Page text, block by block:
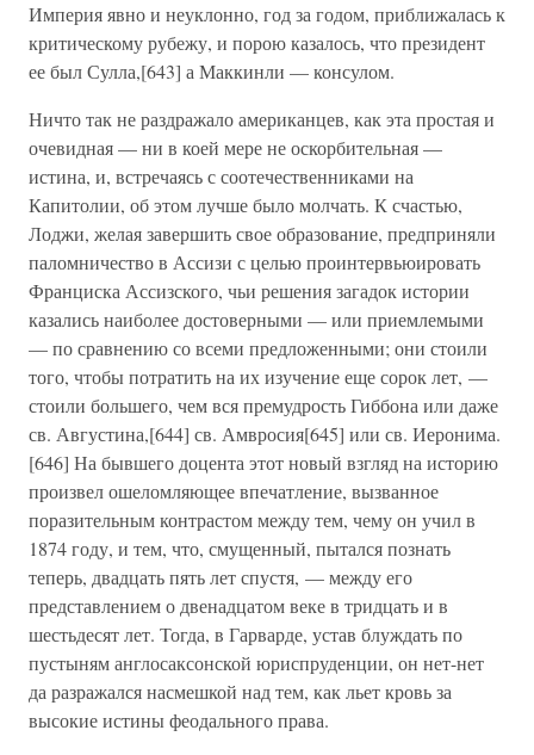
Империя явно и неуклонно, год за годом, приближалась к
критическому рубежу, и порою казалось, что президент
ее был Сулла,[643] а Маккинли — консулом.
Ничто так не раздражало американцев, как эта простая и
очевидная — ни в коей мере не оскорбительная —
истина, и, встречаясь с соотечественниками на
Капитолии, об этом лучше было молчать. К счастью,
Лоджи, желая завершить свое образование, предприняли
паломничество в Ассизи с целью проинтервьюировать
Франциска Ассизского, чьи решения загадок истории
казались наиболее достоверными — или приемлемыми
— по сравнению со всеми предложенными; они стоили
того, чтобы потратить на их изучение еще сорок лет, —
стоили большего, чем вся премудрость Гиббона или даже
св. Августина,[644] св. Амвросия[645] или св. Иеронима.
[646] На бывшего доцента этот новый взгляд на историю
произвел ошеломляющее впечатление, вызванное
поразительным контрастом между тем, чему он учил в
1874 году, и тем, что, смущенный, пытался познать
теперь, двадцать пять лет спустя, — между его
представлением о двенадцатом веке в тридцать и в
шестьдесят лет. Тогда, в Гарварде, устав блуждать по
пустыням англосаксонской юриспруденции, он нет-нет
да разражался насмешкой над тем, как льет кровь за
высокие истины феодального права.